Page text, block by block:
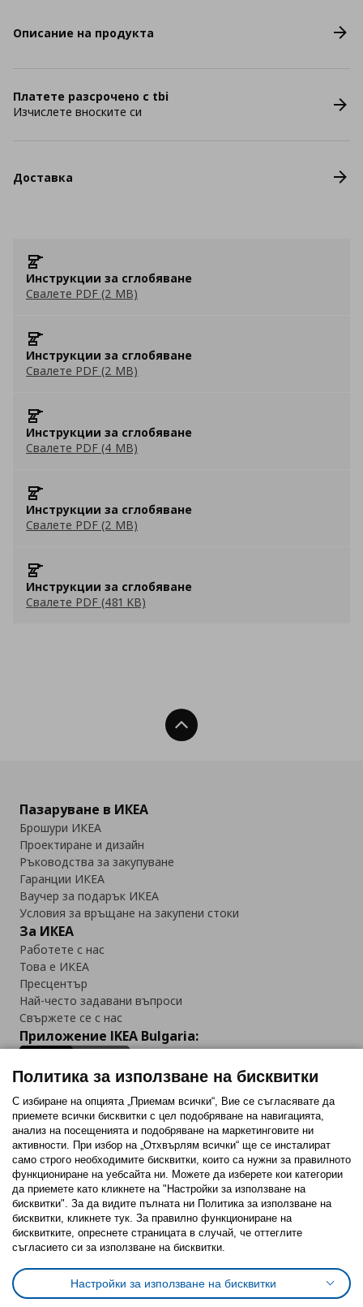
Описание на продукта
Платете разсрочено с tbi
Изчислете вноските си
Доставка
Инструкции за сглобяване
Свалете PDF (2 MB)
Инструкции за сглобяване
Свалете PDF (2 MB)
Инструкции за сглобяване
Свалете PDF (4 MB)
Инструкции за сглобяване
Свалете PDF (2 MB)
Инструкции за сглобяване
Свалете PDF (481 KB)
Нагоре
Пазаруване в ИКЕА
Брошури ИКЕА
Проектиране и дизайн
Ръководства за закупуване
Гаранции ИКЕА
Ваучер за подарък ИКЕА
Условия за връщане на закупени стоки
За ИКЕА
Работете с нас
Това е ИКЕА
Пресцентър
Най-често задавани въпроси
Свържете се с нас
Приложение IKEA Bulgaria:
Последвайте ни:
FacebookTwitterYoutubePinterestInstagram
Политика за използване на бисквитки (Cookies)
Избор на настройки за използване на бисквитки
Условия за ползване на ikea.bgОбща политика за личните данни
Политика за защита на личните данни на ikea.bg
Политика за използване на бисквитки
С избиране на опцията „Приемам всички“, Вие се съгласявате да
приемете всички бисквитки с цел подобряване на навигацията,
анализ на посещенията и подобряване на маркетинговите ни
активности. При избор на „Отхвърлям всички“ ще се инсталират
само строго необходимитe бисквитки, които са нужни за правилното
функциониране на уебсайта ни. Можете да изберете кои категории
да приемете като кликнете на "Настройки за използване на
бисквитки". За да видите пълната ни Политика за използване на
бисквитки, кликнете тук. За правилно функциониране на
бисквитките, опреснете страницата в случай, че оттеглите
съгласието си за използване на бисквитки.
Настройки за използване на бисквитки